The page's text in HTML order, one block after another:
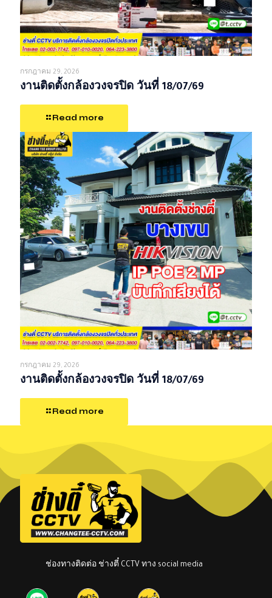
กรกฎาคม 29, 2026
งานติดตั้งกล้องวงจรปิด วันที่ 18/07/69
Read more
กรกฎาคม 29, 2026
งานติดตั้งกล้องวงจรปิด วันที่ 18/07/69
Read more
ช่องทางติดต่อ ช่างตี๋ CCTV ทาง social media